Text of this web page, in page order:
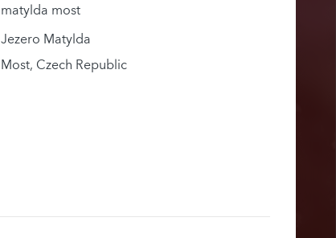
matylda most
Jezero Matylda
Most, Czech Republic